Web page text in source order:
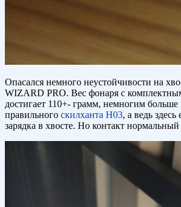
Опасался немного неустойчивости на
WIZARD PRO. Вес фонаря с
достигает 110+- грамм, немногим
правильного скилханта Н03, а ведь
зарядка в хвосте. Но контакт нормальный